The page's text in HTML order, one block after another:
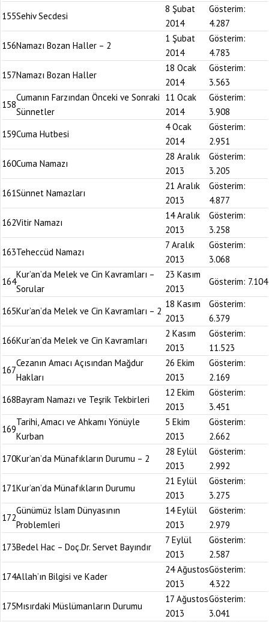
155Sehiv Secdesi
8 Şubat
2014
Gösterim:
4.287
156Namazı Bozan Haller – 2
1 Şubat
2014
Gösterim:
4.783
157Namazı Bozan Haller
18 Ocak
2014
Gösterim:
3.563
158
Cumanın Farzından Önceki ve Sonraki
Sünnetler
11 Ocak
2014
Gösterim:
3.908
159Cuma Hutbesi
4 Ocak
2014
Gösterim:
2.951
160Cuma Namazı
28 Aralık
2013
Gösterim:
3.205
161Sünnet Namazları
21 Aralık
2013
Gösterim:
4.877
162Vitir Namazı
14 Aralık
2013
Gösterim:
3.258
163Teheccüd Namazı
7 Aralık
2013
Gösterim:
3.068
164
Kur’an’da Melek ve Cin Kavramları –
Sorular
23 Kasım
2013
Gösterim: 7.104
165Kur’an’da Melek ve Cin Kavramları – 2
18 Kasım
2013
Gösterim:
6.379
166Kur’an’da Melek ve Cin Kavramları
2 Kasım
2013
Gösterim:
11.523
167
Cezanın Amacı Açısından Mağdur
Hakları
26 Ekim
2013
Gösterim:
2.169
168Bayram Namazı ve Teşrik Tekbirleri
12 Ekim
2013
Gösterim:
3.451
169
Tarihi, Amacı ve Ahkamı Yönüyle
Kurban
5 Ekim
2013
Gösterim:
2.662
170Kur’an’da Münafıkların Durumu – 2
28 Eylül
2013
Gösterim:
2.992
171Kur’an’da Münafıkların Durumu
21 Eylül
2013
Gösterim:
3.275
172
Günümüz İslam Dünyasının
Problemleri
14 Eylül
2013
Gösterim:
2.979
173Bedel Hac – Doç.Dr. Servet Bayındır
7 Eylül
2013
Gösterim:
2.587
174Allah’ın Bilgisi ve Kader
24 Ağustos
2013
Gösterim:
4.322
175Mısırdaki Müslümanların Durumu
17 Ağustos
2013
Gösterim:
3.041